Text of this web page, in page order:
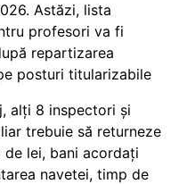
Astăzi, lista
profesori va fi
repartizarea
posturi titularizabile
alți 8 inspectori și
trebuie să returneze
lei, bani acordați
navetei, timp de